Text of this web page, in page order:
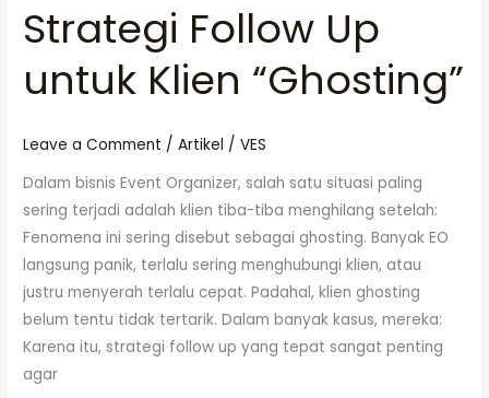
Strategi Follow Up
untuk Klien “Ghosting”
Leave a Comment /Artikel /VES
Dalam bisnis Event Organizer, salah satu situasi paling
sering terjadi adalah klien tiba-tiba menghilang setelah:
Fenomena ini sering disebut sebagai ghosting. Banyak EO
langsung panik, terlalu sering menghubungi klien, atau
justru menyerah terlalu cepat. Padahal, klien ghosting
belum tentu tidak tertarik. Dalam banyak kasus, mereka:
Karena itu, strategi follow up yang tepat sangat penting
agar